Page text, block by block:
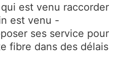
est venu raccorder
est venu -
ses service pour
fibre dans des délais